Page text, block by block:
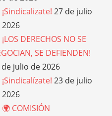
¡Sindicalizate! 27 de julio
2026
¡LOS DERECHOS NO SE
SE DEFIENDEN!
de julio de 2026
¡Sindicalízate! 23 de julio
2026
🌍 COMISIÓN